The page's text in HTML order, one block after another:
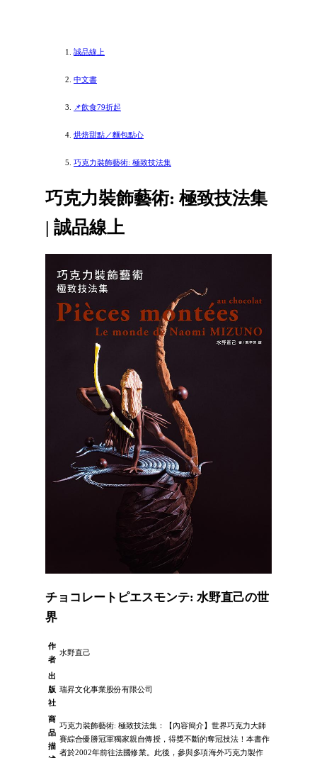
誠品線上
中文書
📌飲食79折起
烘焙甜點／麵包點心
巧克力裝飾藝術: 極致技法集
巧克力裝飾藝術: 極致技法集
| 誠品線上
チョコレートピエスモンテ: 水野直己の世
界
作
者
水野直己
出
版
社
瑞昇文化事業股份有限公司
商
品
描
巧克力裝飾藝術: 極致技法集：【內容簡介】世界巧克力大師
賽綜合優勝冠軍獨家親自傳授，得獎不斷的奪冠技法！本書作
者於2002年前往法國修業。此後，參與多項海外巧克力製作